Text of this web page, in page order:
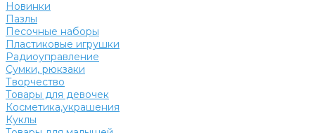
Новинки
Пазлы
Песочные наборы
Пластиковые игрушки
Радиоуправление
Сумки, рюкзаки
Творчество
Товары для девочек
Косметика,украшения
Куклы